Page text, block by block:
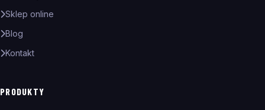
Sklep online
Blog
Kontakt
PRODUKTY